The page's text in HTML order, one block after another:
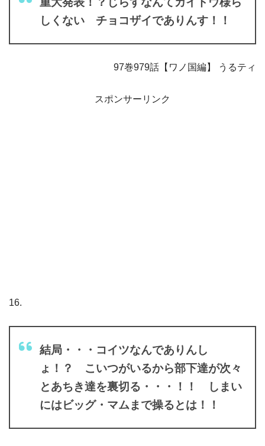
しくない チョコザイでありんす！！
97巻979話【ワノ国編】 うるティ
スポンサーリンク
16.
結局・・・コイツなんでありんし
ょ！？ こいつがいるから部下達が次々
とあちき達を裏切る・・・！！ しまい
にはビッグ・マムまで操るとは！！